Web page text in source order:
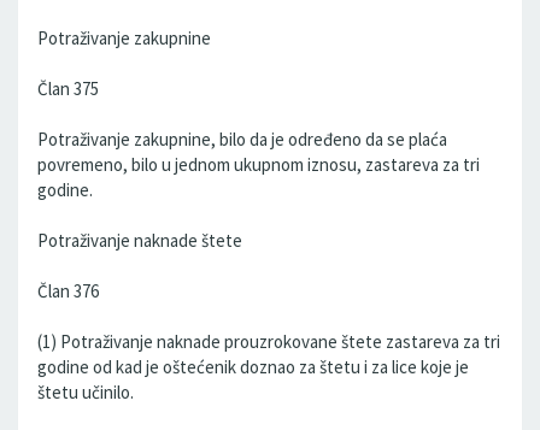
Potraživanje zakupnine
Član 375
Potraživanje zakupnine, bilo da je određeno da se plaća
povremeno, bilo u jednom ukupnom iznosu, zastareva za tri
godine.
Potraživanje naknade štete
Član 376
(1) Potraživanje naknade prouzrokovane štete zastareva za tri
godine od kad je oštećenik doznao za štetu i za lice koje je
štetu učinilo.